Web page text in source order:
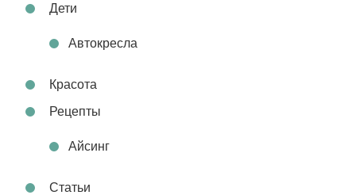
Дети
Автокресла
Красота
Рецепты
Айсинг
Статьи